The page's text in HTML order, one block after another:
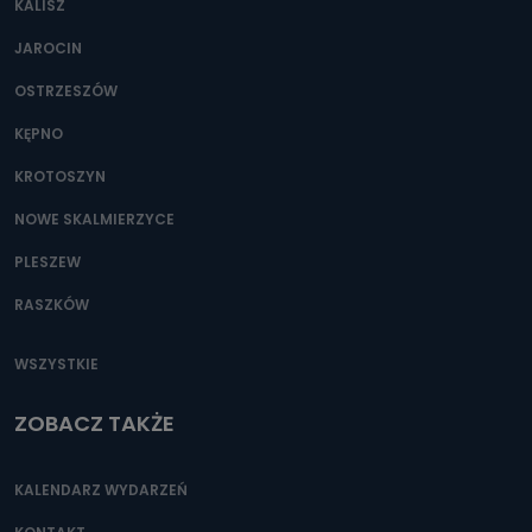
Można to zrobić pod numerem telefonu 62 735-51-05 lub
KALISZ
JAROCIN
OSTRZESZÓW
KĘPNO
KROTOSZYN
NOWE SKALMIERZYCE
PLESZEW
RASZKÓW
WSZYSTKIE
ZOBACZ TAKŻE
KALENDARZ WYDARZEŃ